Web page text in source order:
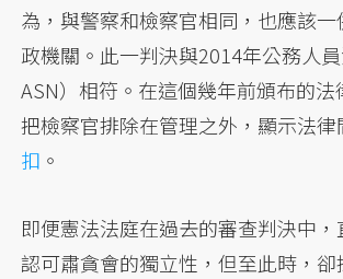
為，與警察和檢察官相同，也應該
政機關。此一判決與2014年公務人
ASN）相符。在這個幾年前頒布的法
把檢察官排除在管理之外，顯示法律
扣 。
即便憲法法庭在過去的審查判決中
認可肅貪會的獨立性，但至此時，